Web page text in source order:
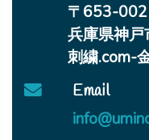
〒653-
兵庫県神
刺繍.com-
Email